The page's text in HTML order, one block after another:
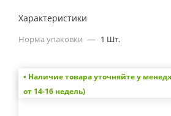
Характеристики
Норма упаковки — 1 Шт.
• Наличие товара уточняйте у
от 14-16 недель)